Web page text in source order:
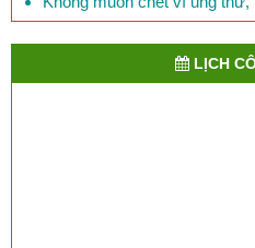
Mỗi ngày, 150 người Việt
Phòng bệnh lỵ ở trẻ em
LỊCH